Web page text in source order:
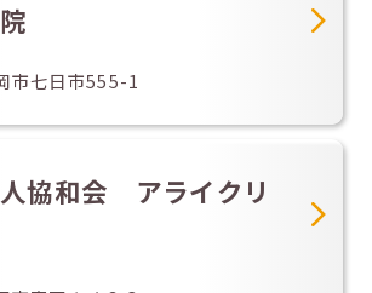
市七日市555-1
協和会 アライクリ